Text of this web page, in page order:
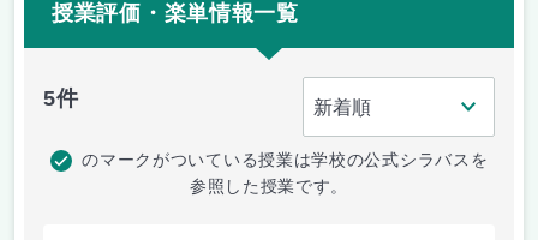
授業評価・楽単情報一覧
5件
のマークがついている授業は学校の公式シラバスを
参照した授業です。